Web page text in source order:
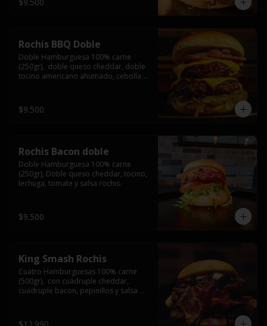
Rochis BBQ Doble
Doble Hamburguesa 100% carne
(250gr),  doble queso cheddar, doble
tocino americano ahumado, cebolla
$9.500
Rochis Bacon doble
Doble Hamburguesa 100% carne
(250gr), Doble queso cheddar, tocino,
lechuga, tomate y salsa rochis.
$9.500
King Smash Rochis
Cuatro Hamburguesas 100% carne
(500gr),  con cuádruple cheddar,
cuadruple bacon, pepinillos y salsa